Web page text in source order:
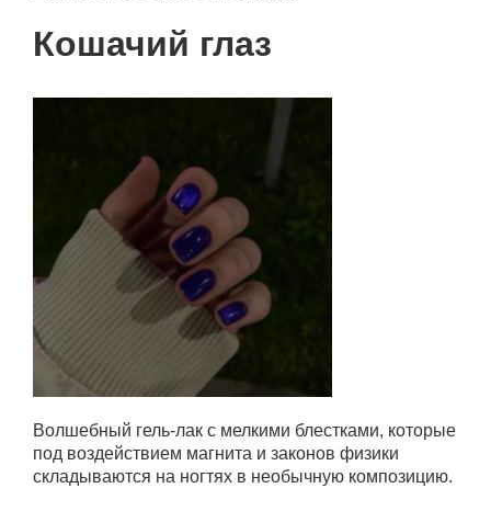
Кошачий глаз
Волшебный гель-лак с мелкими блестками, которые
под воздействием магнита и законов физики
складываются на ногтях в необычную композицию.